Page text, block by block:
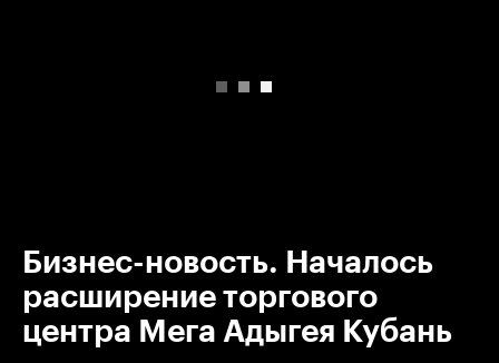
Бизнес-новость. Началось
расширение торгового
центра Мега Адыгея Кубань